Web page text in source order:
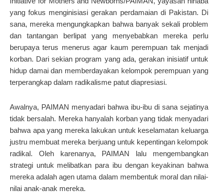
yang fokus menginisiasi gerakan perdamaian di Pakistan. Di
sana, mereka mengungkapkan bahwa banyak sekali problem
dan tantangan berlipat yang menyebabkan mereka perlu
berupaya terus menerus agar kaum perempuan tak menjadi
korban. Dari sekian program yang ada, gerakan inisiatif untuk
hidup damai dan memberdayakan kelompok perempuan yang
terperangkap dalam radikalisme patut diapresiasi.
Awalnya, PAIMAN menyadari bahwa ibu-ibu di sana sejatinya
tidak bersalah. Mereka hanyalah korban yang tidak menyadari
bahwa apa yang mereka lakukan untuk keselamatan keluarga
justru membuat mereka berjuang untuk kepentingan kelompok
radikal. Oleh karenanya, PAIMAN lalu mengembangkan
strategi untuk melibatkan para ibu dengan keyakinan bahwa
mereka adalah agen utama dalam membentuk moral dan nilai-
nilai anak-anak mereka.